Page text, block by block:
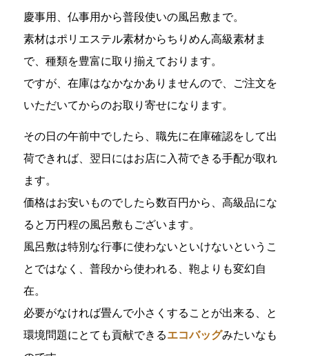
慶事用、仏事用から普段使いの風呂敷まで。
素材はポリエステル素材からちりめん高級素材ま
で、種類を豊富に取り揃えております。
ですが、在庫はなかなかありませんので、ご注文を
いただいてからのお取り寄せになります。
その日の午前中でしたら、職先に在庫確認をして出
荷できれば、翌日にはお店に入荷できる手配が取れ
ます。
価格はお安いものでしたら数百円から、高級品にな
ると万円程の風呂敷もございます。
風呂敷は特別な行事に使わないといけないというこ
とではなく、普段から使われる、鞄よりも変幻自
在。
必要がなければ畳んで小さくすることが出来る、と
環境問題にとても貢献できるエコバッグみたいなも